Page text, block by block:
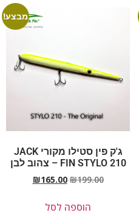
מבצע!
ג'ק פין סטילו מקורי JACK
FIN STYLO 210 – צהוב לבן
₪199.00
₪165.00
הוספה לסל